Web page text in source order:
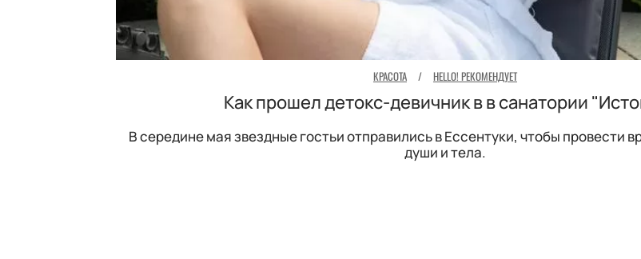
КРАСОТА / HELLO! РЕКОМЕНДУЕТ
Как прошел детокс-девичник в в санатории
В середине мая звездные гостьи отправились в Ессентуки, чтобы провести
души и тела.